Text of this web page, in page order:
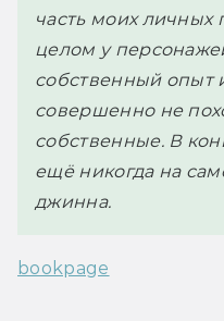
часть моих
целом у
собственный опыт
совершенно не
собственные. В
ещё никогда на
джинна.
bookpage